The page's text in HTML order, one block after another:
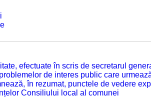
efectuate în scris de secretarul
de interes public care
în rezumat, punctele de vedere
Consiliului local al comunei